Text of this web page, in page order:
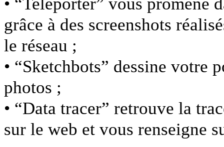
grâce à des screenshots
le réseau ;
• “Sketchbots” dessine votre
photos ;
• “Data tracer” retrouve la
sur le web et vous renseigne